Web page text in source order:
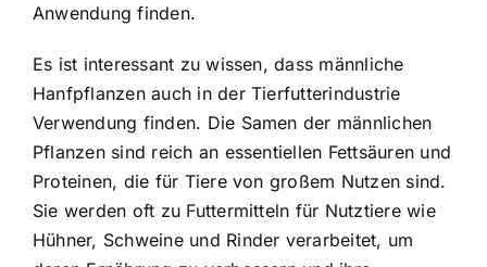
Anwendung finden.
Es ist interessant zu wissen, dass männliche
Hanfpflanzen auch in der Tierfutterindustrie
Verwendung finden. Die Samen der männlichen
Pflanzen sind reich an essentiellen Fettsäuren und
Proteinen, die für Tiere von großem Nutzen sind.
Sie werden oft zu Futtermitteln für Nutztiere wie
Hühner, Schweine und Rinder verarbeitet, um